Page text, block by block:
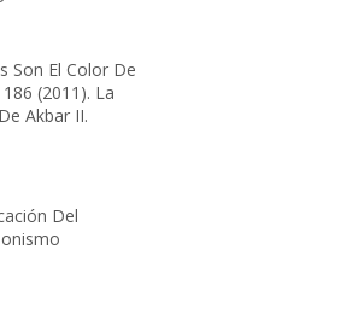
Son El Color De
(2011). La
Akbar II.
Del